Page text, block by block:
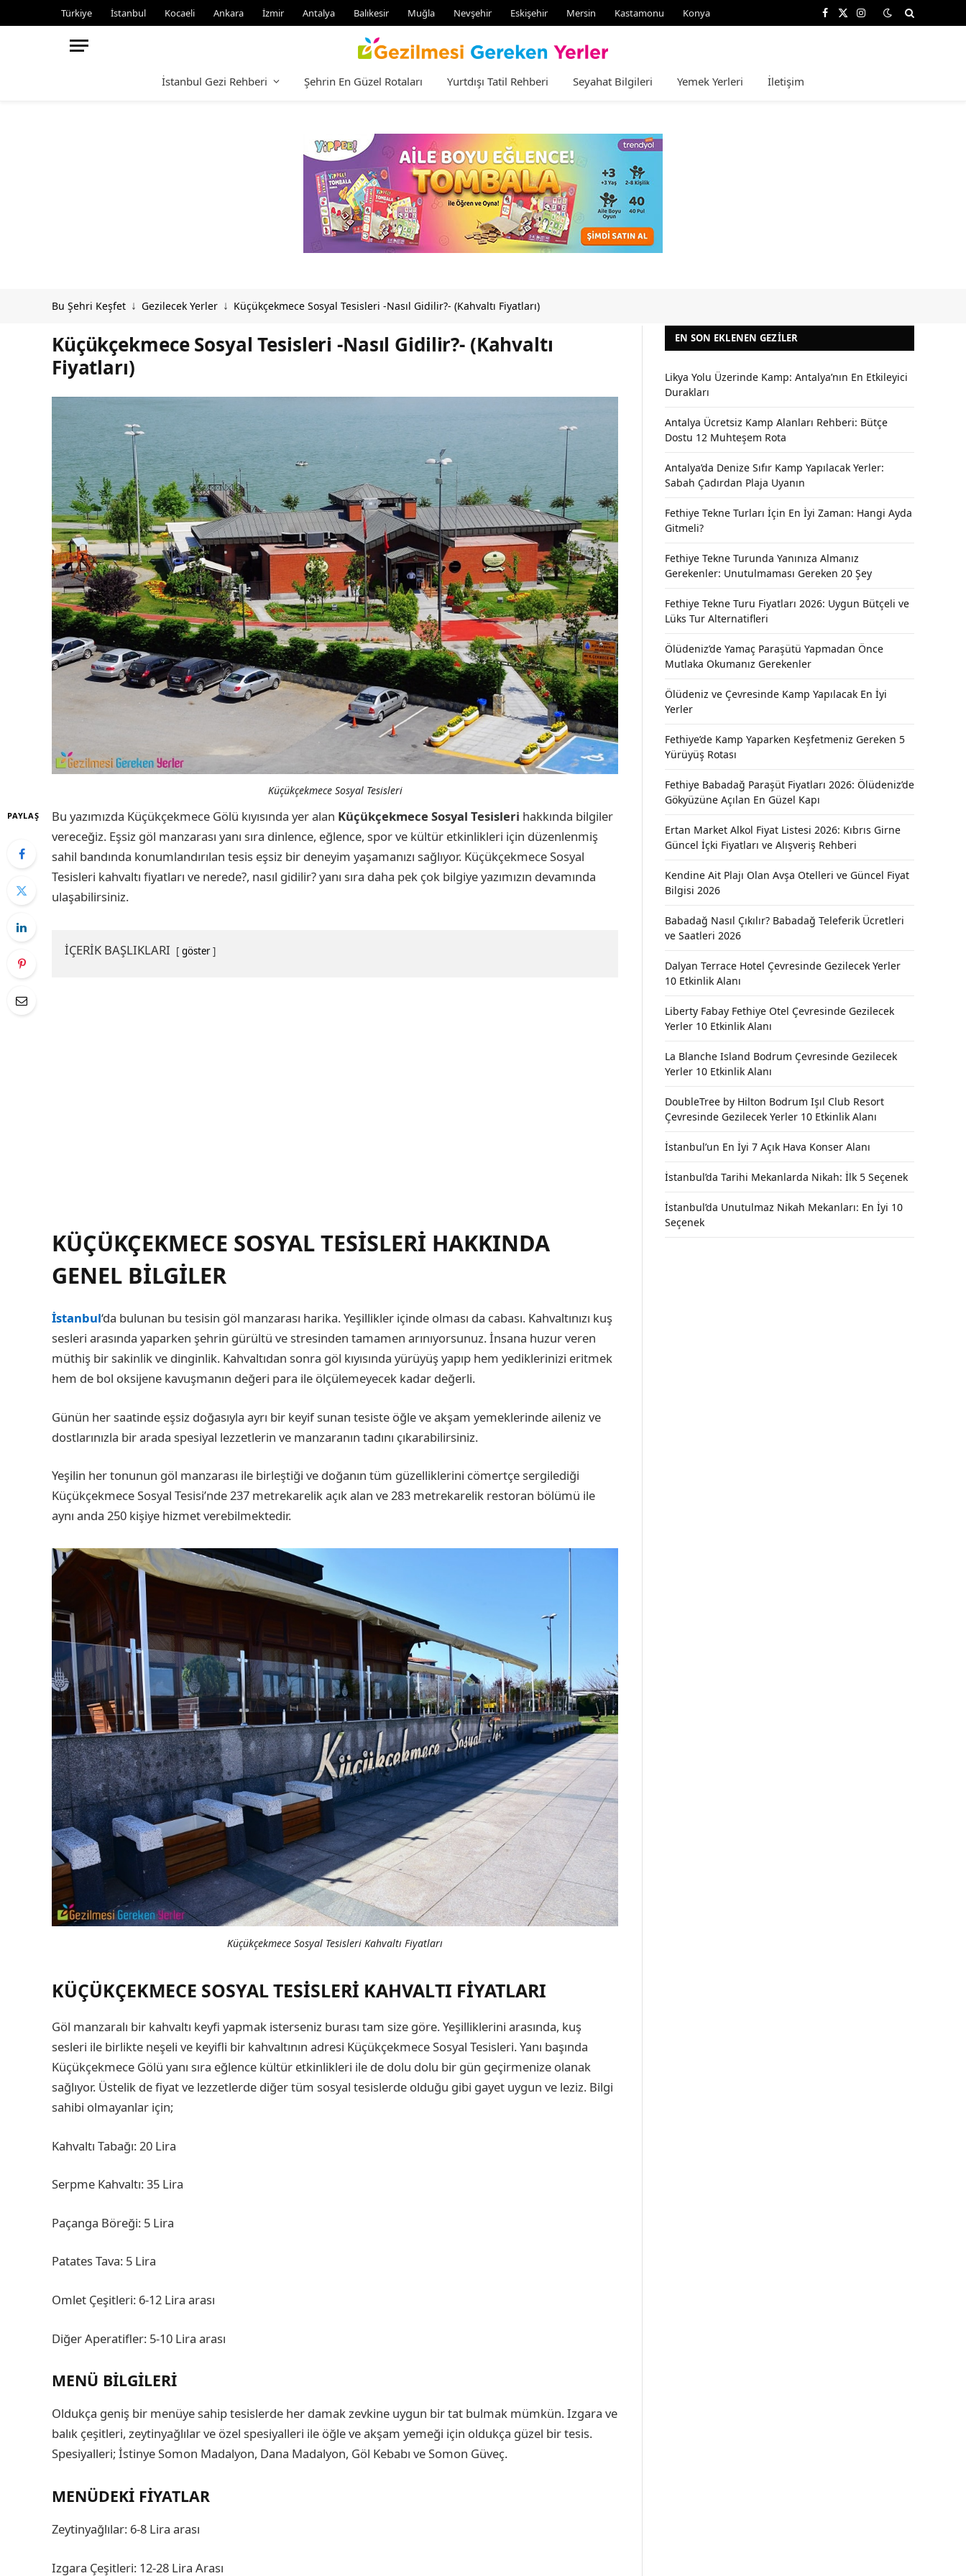
Türkiye İstanbul Kocaeli Ankara İzmir Antalya Balıkesir Muğla Nevşehir Eskişehir Mersin Kastamonu Konya Facebook
X
Instagram
İstanbul Gezi Rehberi Şehrin En Güzel Rotaları Yurtdışı Tatil Rehberi Seyahat Bilgileri Yemek Yerleri İletişim
Bu Şehri Keşfet ↓ Gezilecek Yerler ↓ Küçükçekmece Sosyal Tesisleri -Nasıl Gidilir?- (Kahvaltı Fiyatları)
Küçükçekmece Sosyal Tesisleri -Nasıl Gidilir?- (Kahvaltı
Fiyatları)
Küçükçekmece Sosyal Tesisleri
PAYLAŞ Bu yazımızda Küçükçekmece Gölü kıyısında yer alan Küçükçekmece Sosyal Tesisleri hakkında bilgiler
vereceğiz. Eşsiz göl manzarası yanı sıra dinlence, eğlence, spor ve kültür etkinlikleri için düzenlenmiş
sahil bandında konumlandırılan tesis eşsiz bir deneyim yaşamanızı sağlıyor. Küçükçekmece Sosyal
Tesisleri kahvaltı fiyatları ve nerede?, nasıl gidilir? yanı sıra daha pek çok bilgiye yazımızın devamında
ulaşabilirsiniz.
İÇERİK BAŞLIKLARI göster
KÜÇÜKÇEKMECE SOSYAL TESISLERI HAKKINDA
GENEL BILGILER
İstanbul‘da bulunan bu tesisin göl manzarası harika. Yeşillikler içinde olması da cabası. Kahvaltınızı kuş
sesleri arasında yaparken şehrin gürültü ve stresinden tamamen arınıyorsunuz. İnsana huzur veren
müthiş bir sakinlik ve dinginlik. Kahvaltıdan sonra göl kıyısında yürüyüş yapıp hem yediklerinizi eritmek
hem de bol oksijene kavuşmanın değeri para ile ölçülemeyecek kadar değerli.
Günün her saatinde eşsiz doğasıyla ayrı bir keyif sunan tesiste öğle ve akşam yemeklerinde aileniz ve
dostlarınızla bir arada spesiyal lezzetlerin ve manzaranın tadını çıkarabilirsiniz.
Yeşilin her tonunun göl manzarası ile birleştiği ve doğanın tüm güzelliklerini cömertçe sergilediği
Küçükçekmece Sosyal Tesisi’nde 237 metrekarelik açık alan ve 283 metrekarelik restoran bölümü ile
aynı anda 250 kişiye hizmet verebilmektedir.
Küçükçekmece Sosyal Tesisleri Kahvaltı Fiyatları
KÜÇÜKÇEKMECE SOSYAL TESISLERI KAHVALTI FIYATLARI
Göl manzaralı bir kahvaltı keyfi yapmak isterseniz burası tam size göre. Yeşilliklerini arasında, kuş
sesleri ile birlikte neşeli ve keyifli bir kahvaltının adresi Küçükçekmece Sosyal Tesisleri. Yanı başında
Küçükçekmece Gölü yanı sıra eğlence kültür etkinlikleri ile de dolu dolu bir gün geçirmenize olanak
sağlıyor. Üstelik de fiyat ve lezzetlerde diğer tüm sosyal tesislerde olduğu gibi gayet uygun ve leziz. Bilgi
sahibi olmayanlar için;
Kahvaltı Tabağı: 20 Lira
Serpme Kahvaltı: 35 Lira
Paçanga Böreği: 5 Lira
Patates Tava: 5 Lira
Omlet Çeşitleri: 6-12 Lira arası
Diğer Aperatifler: 5-10 Lira arası
MENÜ BILGILERI
Oldukça geniş bir menüye sahip tesislerde her damak zevkine uygun bir tat bulmak mümkün. Izgara ve
balık çeşitleri, zeytinyağlılar ve özel spesiyalleri ile öğle ve akşam yemeği için oldukça güzel bir tesis.
Spesiyalleri; İstinye Somon Madalyon, Dana Madalyon, Göl Kebabı ve Somon Güveç.
MENÜDEKI FIYATLAR
Zeytinyağlılar: 6-8 Lira arası
Izgara Çeşitleri: 12-28 Lira Arası
EN SON EKLENEN GEZILER
Likya Yolu Üzerinde Kamp: Antalya’nın En Etkileyici
Durakları
Antalya Ücretsiz Kamp Alanları Rehberi: Bütçe
Dostu 12 Muhteşem Rota
Antalya’da Denize Sıfır Kamp Yapılacak Yerler:
Sabah Çadırdan Plaja Uyanın
Fethiye Tekne Turları İçin En İyi Zaman: Hangi Ayda
Gitmeli?
Fethiye Tekne Turunda Yanınıza Almanız
Gerekenler: Unutulmaması Gereken 20 Şey
Fethiye Tekne Turu Fiyatları 2026: Uygun Bütçeli ve
Lüks Tur Alternatifleri
Ölüdeniz’de Yamaç Paraşütü Yapmadan Önce
Mutlaka Okumanız Gerekenler
Ölüdeniz ve Çevresinde Kamp Yapılacak En İyi
Yerler
Fethiye’de Kamp Yaparken Keşfetmeniz Gereken 5
Yürüyüş Rotası
Fethiye Babadağ Paraşüt Fiyatları 2026: Ölüdeniz’de
Gökyüzüne Açılan En Güzel Kapı
Ertan Market Alkol Fiyat Listesi 2026: Kıbrıs Girne
Güncel İçki Fiyatları ve Alışveriş Rehberi
Kendine Ait Plajı Olan Avşa Otelleri ve Güncel Fiyat
Bilgisi 2026
Babadağ Nasıl Çıkılır? Babadağ Teleferik Ücretleri
ve Saatleri 2026
Dalyan Terrace Hotel Çevresinde Gezilecek Yerler
10 Etkinlik Alanı
Liberty Fabay Fethiye Otel Çevresinde Gezilecek
Yerler 10 Etkinlik Alanı
La Blanche Island Bodrum Çevresinde Gezilecek
Yerler 10 Etkinlik Alanı
DoubleTree by Hilton Bodrum Işıl Club Resort
Çevresinde Gezilecek Yerler 10 Etkinlik Alanı
İstanbul’un En İyi 7 Açık Hava Konser Alanı
İstanbul’da Tarihi Mekanlarda Nikah: İlk 5 Seçenek
İstanbul’da Unutulmaz Nikah Mekanları: En İyi 10
Seçenek